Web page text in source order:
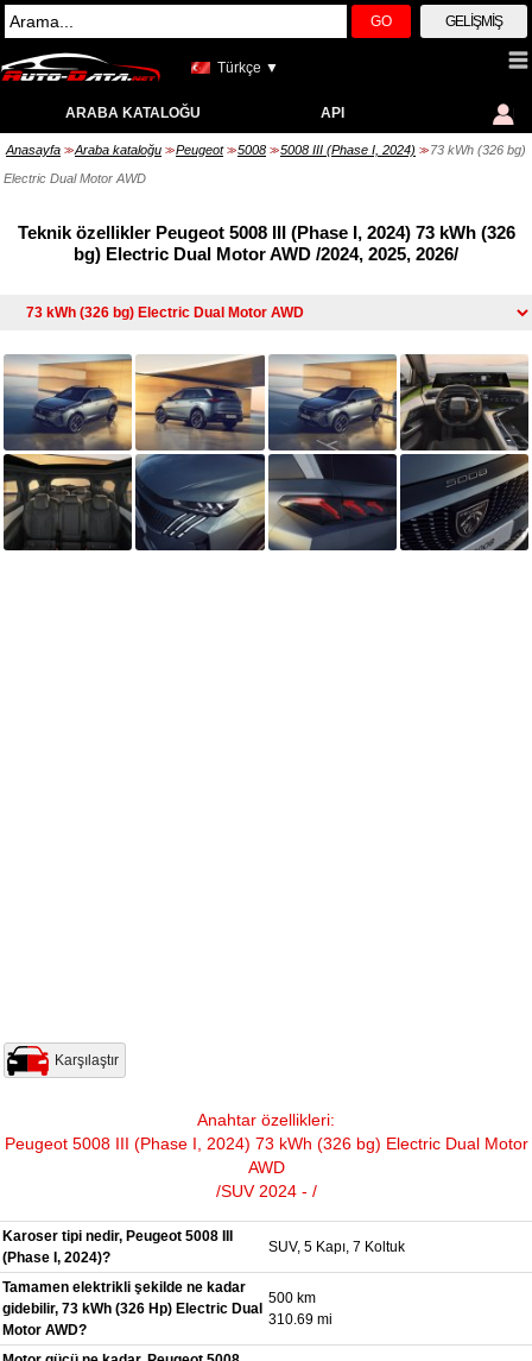
GO GELIŞMIŞ
Türkçe ▼
ARABA KATALOĞU API
Anasayfa >> Araba kataloğu >> Peugeot >> 5008 >> 5008 III (Phase I, 2024) >> 73 kWh (326 bg)
Electric Dual Motor AWD
Teknik özellikler Peugeot 5008 III (Phase I, 2024) 73 kWh (326
bg) Electric Dual Motor AWD /2024, 2025, 2026/
Karşılaştır
Anahtar özellikleri:
Peugeot 5008 III (Phase I, 2024) 73 kWh (326 bg) Electric Dual Motor
AWD
/SUV 2024 - /
Karoser tipi nedir, Peugeot 5008 III
(Phase I, 2024)?
SUV, 5 Kapı, 7 Koltuk
Tamamen elektrikli şekilde ne kadar
gidebilir, 73 kWh (326 Hp) Electric Dual
Motor AWD?
500 km
310.69 mi